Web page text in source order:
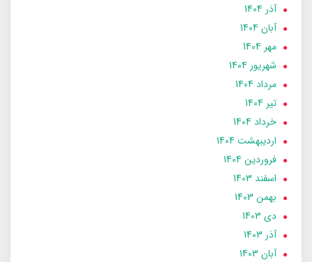
آذر 1404
آبان 1404
مهر 1404
شهریور 1404
مرداد 1404
تير 1404
خرداد 1404
ارديبهشت 1404
فروردین 1404
اسفند 1403
بهمن 1403
دی 1403
آذر 1403
آبان 1403